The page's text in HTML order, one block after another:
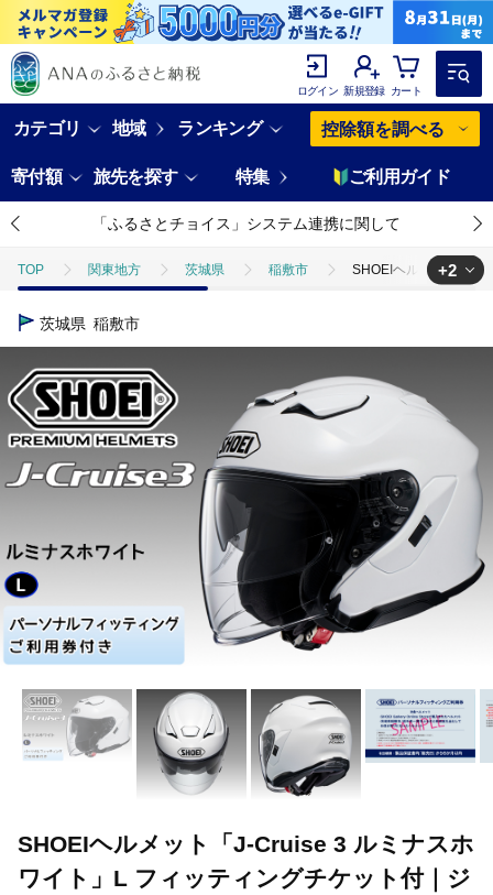
ログイン 新規登録 カート
カテゴリ 地域 ランキング 控除額を調べる
寄付額 旅先を探す 特集 ご利用ガイド
「ふるさとチョイス」システム連携に関して
TOP 関東地方 茨城県 稲敷市 SHOEIヘルメット「J-
TOP
+2
茨城県 稲敷市
SHOEIヘルメット「J-Cruise 3 ルミナスホ
ワイト」L フィッティングチケット付｜ジ